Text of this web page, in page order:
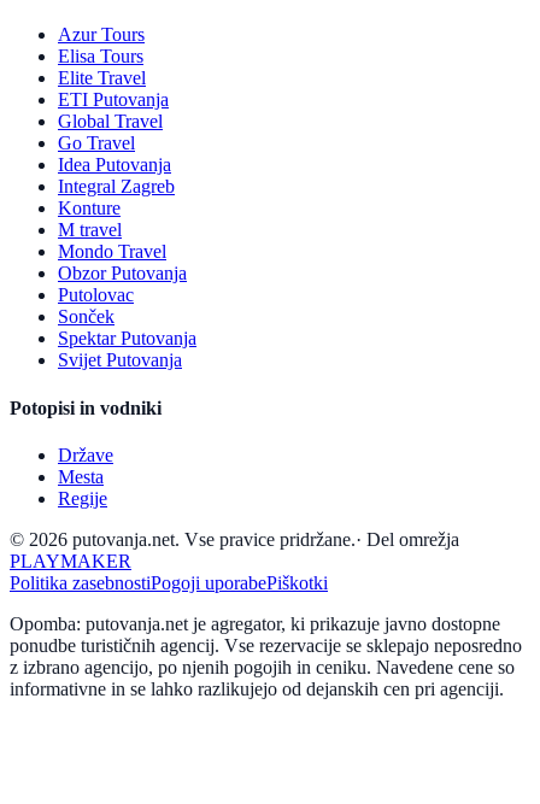
Azur Tours
Elisa Tours
Elite Travel
ETI Putovanja
Global Travel
Go Travel
Idea Putovanja
Integral Zagreb
Konture
M travel
Mondo Travel
Obzor Putovanja
Putolovac
Sonček
Spektar Putovanja
Svijet Putovanja
Potopisi in vodniki
Države
Mesta
Regije
© 2026 putovanja.net. Vse pravice pridržane.· Del omrežja
PLAYMAKER
Politika zasebnostiPogoji uporabePiškotki
Opomba: putovanja.net je agregator, ki prikazuje javno dostopne
ponudbe turističnih agencij. Vse rezervacije se sklepajo neposredno
z izbrano agencijo, po njenih pogojih in ceniku. Navedene cene so
informativne in se lahko razlikujejo od dejanskih cen pri agenciji.